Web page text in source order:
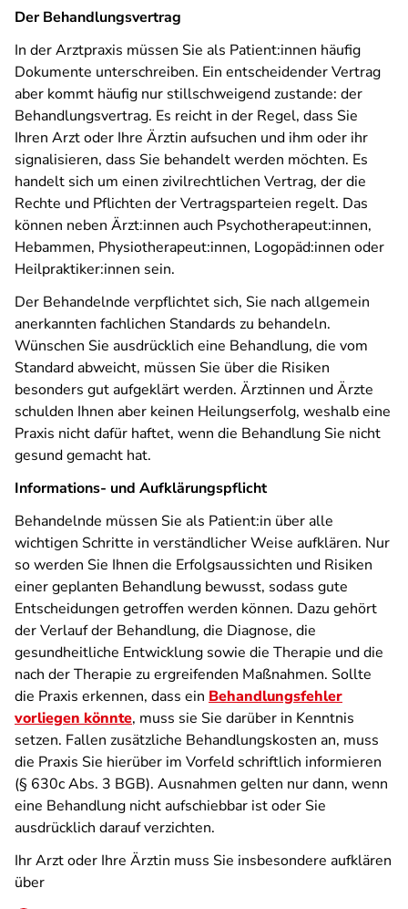
Der Behandlungsvertrag
In der Arztpraxis müssen Sie als Patient:innen häufig
Dokumente unterschreiben. Ein entscheidender Vertrag
aber kommt häufig nur stillschweigend zustande: der
Behandlungsvertrag. Es reicht in der Regel, dass Sie
Ihren Arzt oder Ihre Ärztin aufsuchen und ihm oder ihr
signalisieren, dass Sie behandelt werden möchten. Es
handelt sich um einen zivilrechtlichen Vertrag, der die
Rechte und Pflichten der Vertragsparteien regelt. Das
können neben Ärzt:innen auch Psychotherapeut:innen,
Hebammen, Physiotherapeut:innen, Logopäd:innen oder
Heilpraktiker:innen sein.
Der Behandelnde verpflichtet sich, Sie nach allgemein
anerkannten fachlichen Standards zu behandeln.
Wünschen Sie ausdrücklich eine Behandlung, die vom
Standard abweicht, müssen Sie über die Risiken
besonders gut aufgeklärt werden. Ärztinnen und Ärzte
schulden Ihnen aber keinen Heilungserfolg, weshalb eine
Praxis nicht dafür haftet, wenn die Behandlung Sie nicht
gesund gemacht hat.
Informations- und Aufklärungspflicht
Behandelnde müssen Sie als Patient:in über alle
wichtigen Schritte in verständlicher Weise aufklären. Nur
so werden Sie Ihnen die Erfolgsaussichten und Risiken
einer geplanten Behandlung bewusst, sodass gute
Entscheidungen getroffen werden können. Dazu gehört
der Verlauf der Behandlung, die Diagnose, die
gesundheitliche Entwicklung sowie die Therapie und die
nach der Therapie zu ergreifenden Maßnahmen. Sollte
die Praxis erkennen, dass ein Behandlungsfehler
vorliegen könnte, muss sie Sie darüber in Kenntnis
setzen. Fallen zusätzliche Behandlungskosten an, muss
die Praxis Sie hierüber im Vorfeld schriftlich informieren
(§ 630c Abs. 3 BGB). Ausnahmen gelten nur dann, wenn
eine Behandlung nicht aufschiebbar ist oder Sie
ausdrücklich darauf verzichten.
Ihr Arzt oder Ihre Ärztin muss Sie insbesondere aufklären
über